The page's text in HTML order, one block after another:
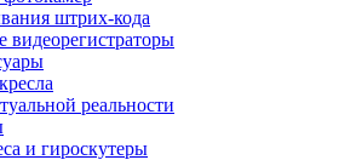
штрих-кода
видеорегистраторы
реальности
и гироскутеры